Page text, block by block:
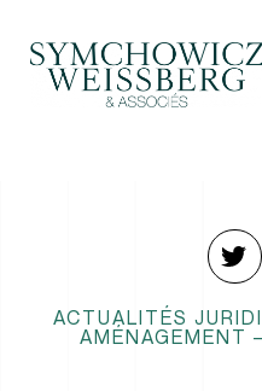
ACTUALITÉS
AMÉNAGEMENT